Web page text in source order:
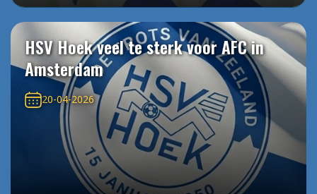
HSV Hoek veel te sterk voor AFC in
Amsterdam
20-04-2026